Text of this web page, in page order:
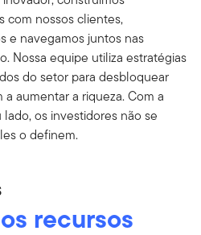
com nossos clientes,
e navegamos juntos nas
Nossa equipe utiliza estratégias
do setor para desbloquear
aumentar a riqueza. Com a
os investidores não se
o definem.
recursos